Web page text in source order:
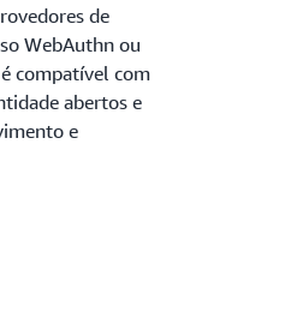
de
WebAuthn ou
compatível com
abertos e
e